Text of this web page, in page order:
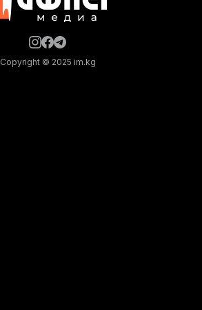
Copyright © 2025 im.kg